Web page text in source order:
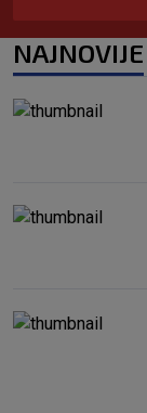
NAJNOVIJE